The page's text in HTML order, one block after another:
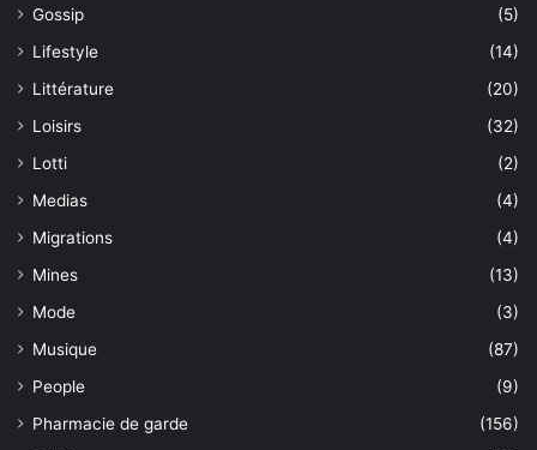
Gossip
(5)
Lifestyle
(14)
Littérature
(20)
Loisirs
(32)
Lotti
(2)
Medias
(4)
Migrations
(4)
Mines
(13)
Mode
(3)
Musique
(87)
People
(9)
Pharmacie de garde
(156)